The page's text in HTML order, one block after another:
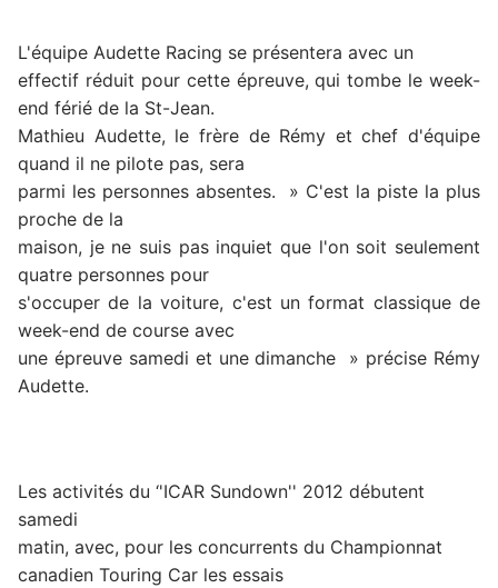
L'équipe Audette Racing se présentera avec un
effectif réduit pour cette épreuve, qui tombe le week-
end férié de la St-Jean.
Mathieu Audette, le frère de Rémy et chef d'équipe
quand il ne pilote pas, sera
parmi les personnes absentes. » C'est la piste la plus
proche de la
maison, je ne suis pas inquiet que l'on soit seulement
quatre personnes pour
s'occuper de la voiture, c'est un format classique de
week-end de course avec
une épreuve samedi et une dimanche » précise Rémy
Audette.
Les activités du ‘'ICAR Sundown'' 2012 débutent
samedi
matin, avec, pour les concurrents du Championnat
canadien Touring Car les essais